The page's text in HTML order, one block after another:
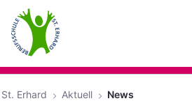
Zum Hauptinhalt springen
St. Erhard Aktuell News